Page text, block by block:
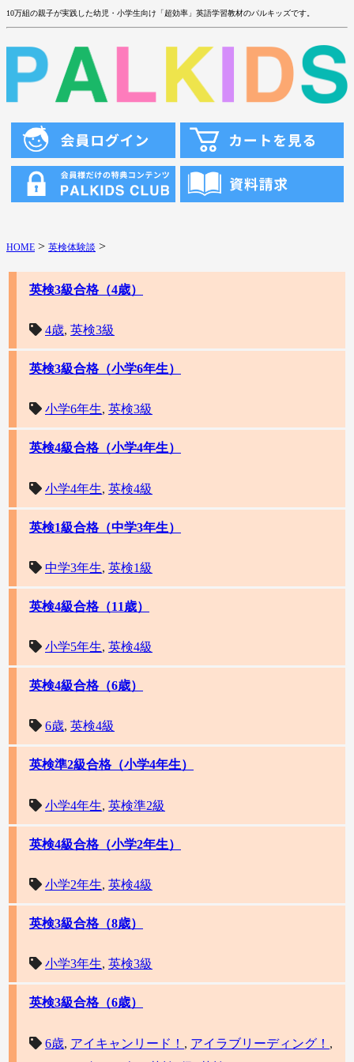
10万組の親子が実践した幼児・小学生向け「超効率」英語学習教材のパルキッズです。
HOME > 英検体験談 >
英検3級合格（4歳）
4歳, 英検3級
英検3級合格（小学6年生）
小学6年生, 英検3級
英検4級合格（小学4年生）
小学4年生, 英検4級
英検1級合格（中学3年生）
中学3年生, 英検1級
英検4級合格（11歳）
小学5年生, 英検4級
英検4級合格（6歳）
6歳, 英検4級
英検準2級合格（小学4年生）
小学4年生, 英検準2級
英検4級合格（小学2年生）
小学2年生, 英検4級
英検3級合格（8歳）
小学3年生, 英検3級
英検3級合格（6歳）
6歳, アイキャンリード！ , アイラブリーディング！ ,